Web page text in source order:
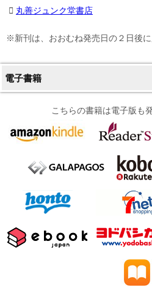
丸善ジュンク堂書店
※新刊は、おおむね発売日の２日後
電子書籍
こちらの書籍は電子版も